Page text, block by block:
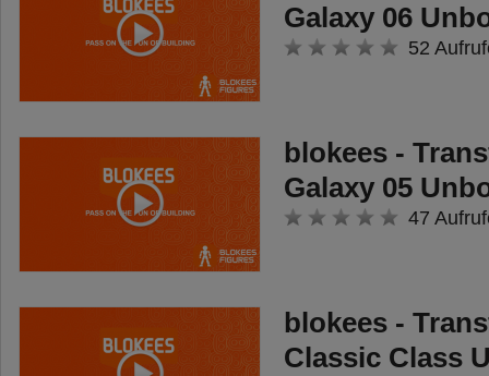
Galaxy 06
52
blokees -
Galaxy 05
47
blokees -
Classic Class